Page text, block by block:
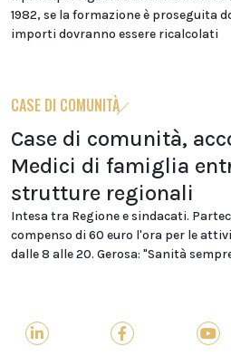
1982, se la formazione è proseguita
importi dovranno essere ricalcolati
CASE DI COMUNITÀ
Case di comunità,
Medici di famiglia
strutture regionali
Intesa tra Regione e sindacati.
compenso di 60 euro l'ora per le
dalle 8 alle 20. Gerosa: "Sanità